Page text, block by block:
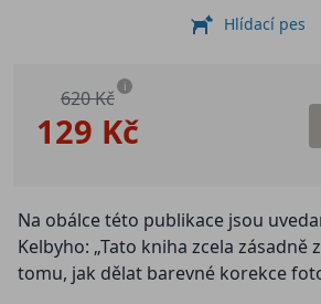
129 Kč
620 Kč i
Hlídací pes
Na obálce této publikace jsou
Kelbyho: „Tato kniha zcela zásadně
tomu, jak dělat barevné korekce